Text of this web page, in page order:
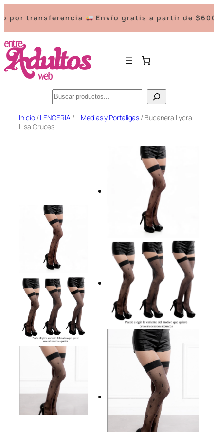
transferencia Envío gratis a partir de
Buscar
SaltarInicio/LENCERIA/– Medias y Portaligas / Bucanera Lycra
Lisa Cruces